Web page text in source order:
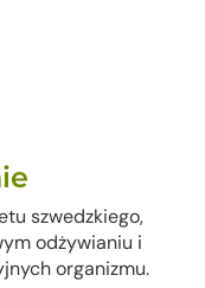
szwedzkiego,
odżywianiu i
organizmu.